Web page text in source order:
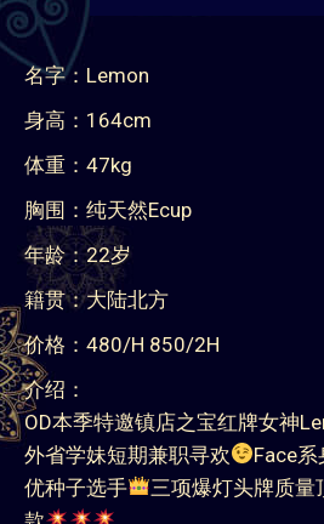
名字：Lemon
身高：164cm
体重：47kg
胸围：纯天然Ecup
年龄：22岁
籍贯：大陆北方
价格：480/H 850/2H
介绍：
OD本季特邀镇店之宝红牌女神
外省学妹短期兼职寻欢
Face
优种子选手
三项爆灯头牌质量